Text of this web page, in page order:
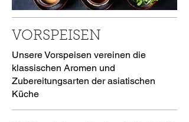
VORSPEISEN
Unsere Vorspeisen vereinen die
klassischen Aromen und
Zubereitungsarten der asiatischen
Küche